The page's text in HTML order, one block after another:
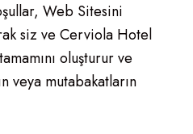
Web Sitesini
siz ve Cerviola Hotel
oluşturur ve
veya mutabakatların